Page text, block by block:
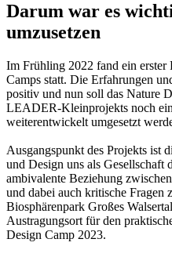
Darum war es
umzusetzen
Im Frühling 2022 fand ein erster
Camps statt. Die Erfahrungen
positiv und nun soll das Nature
LEADER-Kleinprojekts noch
weiterentwickelt umgesetzt
Ausgangspunkt des Projekts ist
und Design uns als Gesellschaft
ambivalente Beziehung
und dabei auch kritische Fragen
Biosphärenpark Großes
Austragungsort für den
Design Camp 2023.